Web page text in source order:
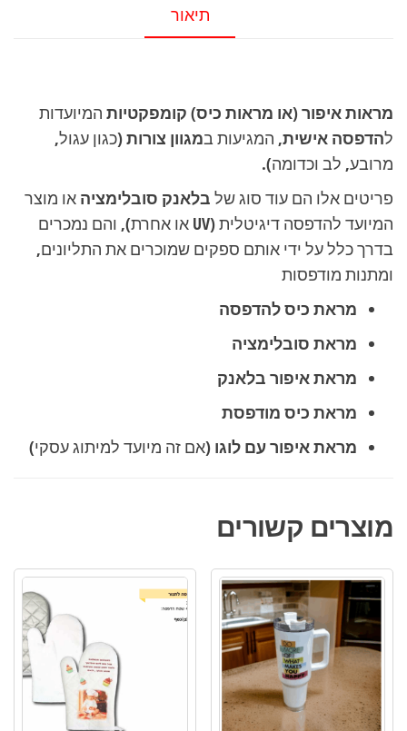
תיאור
מראות איפור (או מראות כיס) קומפקטיות המיועדות
להדפסה אישית, המגיעות במגוון צורות(כגון עגול,
מרובע, לב וכדומה).
פריטים אלו הם עוד סוג של בלאנק סובלימציה או מוצר
המיועד להדפסה דיגיטלית (UV או אחרת), והם נמכרים
בדרך כלל על ידי אותם ספקים שמוכרים את התליונים,
ומתנות מודפסות
מראת כיס להדפסה
מראת סובלימציה
מראת איפור בלאנק
מראת כיס מודפסת
מראת איפור עם לוגו (אם זה מיועד למיתוג עסקי)
מוצרים קשורים